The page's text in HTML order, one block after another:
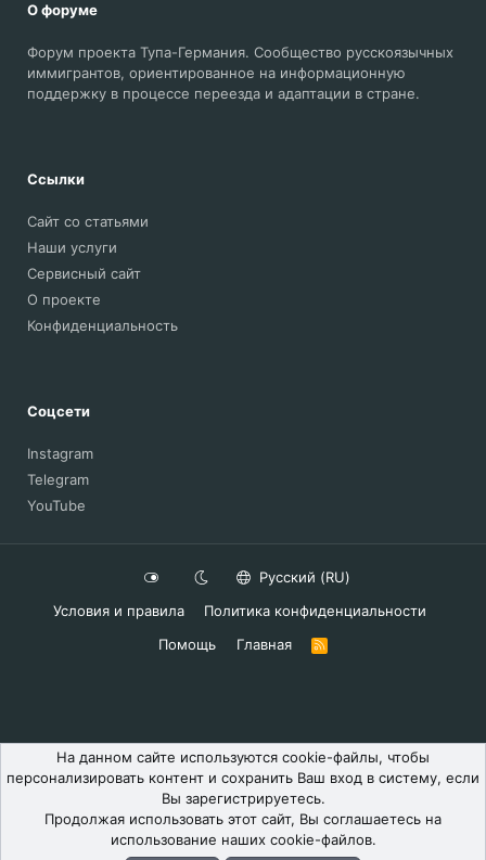
О форуме
Форум проекта Тупа-Германия. Сообщество русскоязычных
иммигрантов, ориентированное на информационную
поддержку в процессе переезда и адаптации в стране.
Ссылки
Сайт со статьями
Наши услуги
Сервисный сайт
О проекте
Конфиденциальность
Соцсети
Instagram
Telegram
YouTube
Русский (RU)
Условия и правила
Политика конфиденциальности
Помощь
Главная
R
На данном сайте используются cookie-файлы, чтобы
персонализировать контент и сохранить Ваш вход в систему, если
Вы зарегистрируетесь.
Продолжая использовать этот сайт, Вы соглашаетесь на
использование наших cookie-файлов.